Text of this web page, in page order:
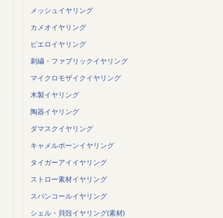
メッシュイヤリング
カメオイヤリング
ピエロイヤリング
刺繍・ファブリックイヤリング
マイクロモザイクイヤリング
木製イヤリング
陶器イヤリング
ダマスクイヤリング
キャメルボーンイヤリング
タイガーアイイヤリング
ストロー素材イヤリング
スパンコールイヤリング
シェル・貝殻イヤリング(素材)